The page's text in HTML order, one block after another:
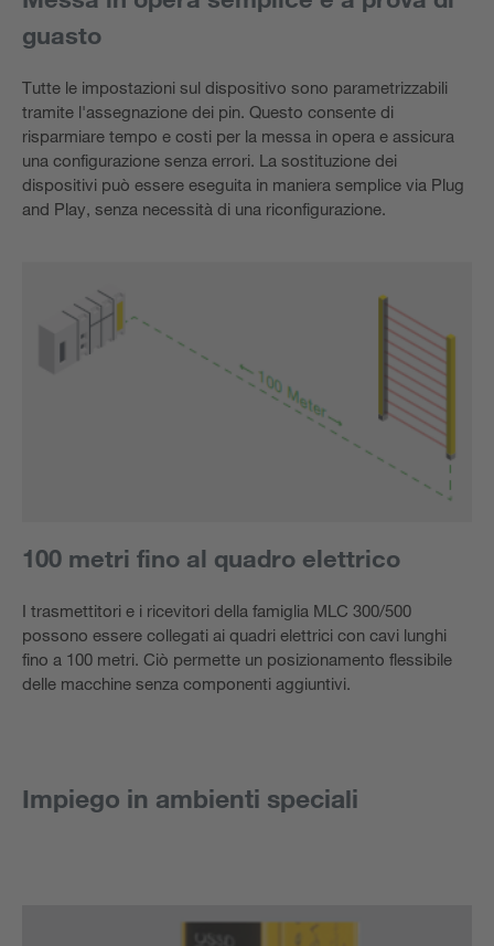
guasto
Tutte le impostazioni sul dispositivo sono parametrizzabili
tramite l'assegnazione dei pin. Questo consente di
risparmiare tempo e costi per la messa in opera e assicura
una configurazione senza errori. La sostituzione dei
dispositivi può essere eseguita in maniera semplice via Plug
and Play, senza necessità di una riconfigurazione.
100 metri fino al quadro elettrico
I trasmettitori e i ricevitori della famiglia MLC 300/500
possono essere collegati ai quadri elettrici con cavi lunghi
fino a 100 metri. Ciò permette un posizionamento flessibile
delle macchine senza componenti aggiuntivi.
Impiego in ambienti speciali